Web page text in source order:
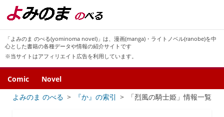
「よみのま のべる(yominoma novel)」は、漫画(manga)・ライトノベル(ranobe)を中
心とした書籍の各種データや情報の紹介サイトです
※当サイトはアフィリエイト広告を利用しています。
Comic
Novel
よみのま のべる
『か』の索引 「烈風の騎士姫」情報一覧